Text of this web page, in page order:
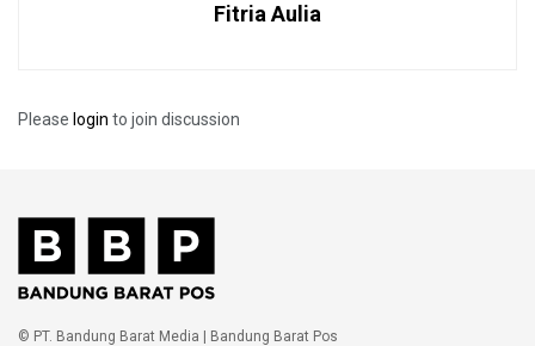
“Tetap waspada dan jaga kebersihan lingkungan sekitar
Sembako Wakil Bupati KBB
Fitria Aulia
Please login to join discussion
© PT. Bandung Barat Media | Bandung Barat Pos